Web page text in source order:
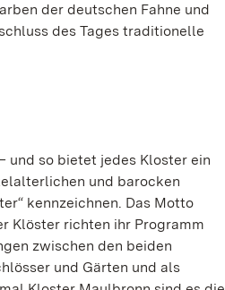
der deutschen Fahne und
des Tages traditionelle
und so bietet jedes Kloster ein
und barocken
kennzeichnen. Das Motto
Klöster richten ihr Programm
zwischen den beiden
und Gärten und als